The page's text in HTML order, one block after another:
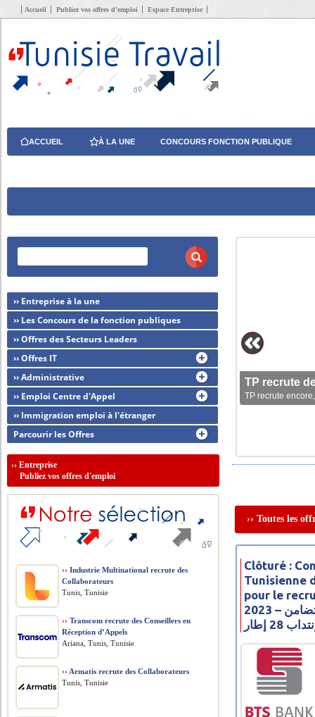
Accueil Publiez vos offres d’emploi Espace Entreprise
ACCUEIL À LA UNE CONCOURS FONCTION PUBLIQUE
TP recrute
TP recrute
›› Toutes les
Clôturé :
Tunisienne
pour le
2023 – مناظرة البنك التونسي للتضامن
28 إطار
›› Entreprise à la une
›› Les Concours de la fonction publiques
›› Offres des Secteurs Leaders
›› Offres IT
›› Administrative
›› Emploi Centre d'Appel
›› Immigration emploi à l'étranger
Parcourir les Offres
››Entreprise
Publiez vos offres d'emploi
›› Industrie Multinational recrute des
Collaborateurs
Tunis, Tunisie
›› Transcom recrute des Conseillers en
Réception d’Appels
Ariana, Tunis, Tunisie
›› Armatis recrute des Collaborateurs
Tunis, Tunisie